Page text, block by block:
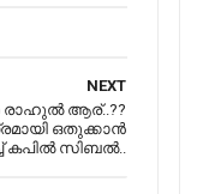
NEXT
രാഹുല്‍ ആര്..??
ഒതുക്കാന്‍
കപില്‍ സിബൽ..